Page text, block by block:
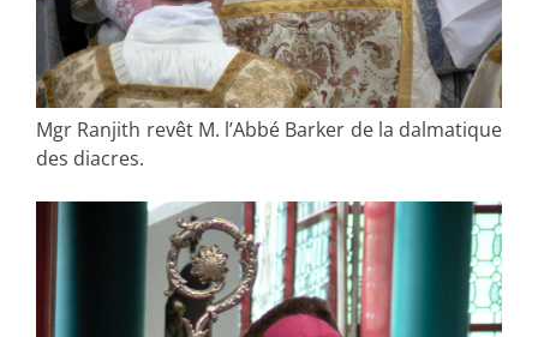
Mgr Ranjith revêt M. l’Abbé Barker de la dalmatique
des diacres.